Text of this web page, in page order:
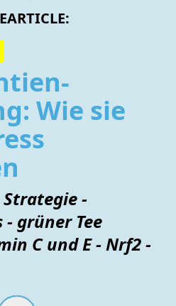
Wie sie
-
grüner Tee
C und E - Nrf2 -